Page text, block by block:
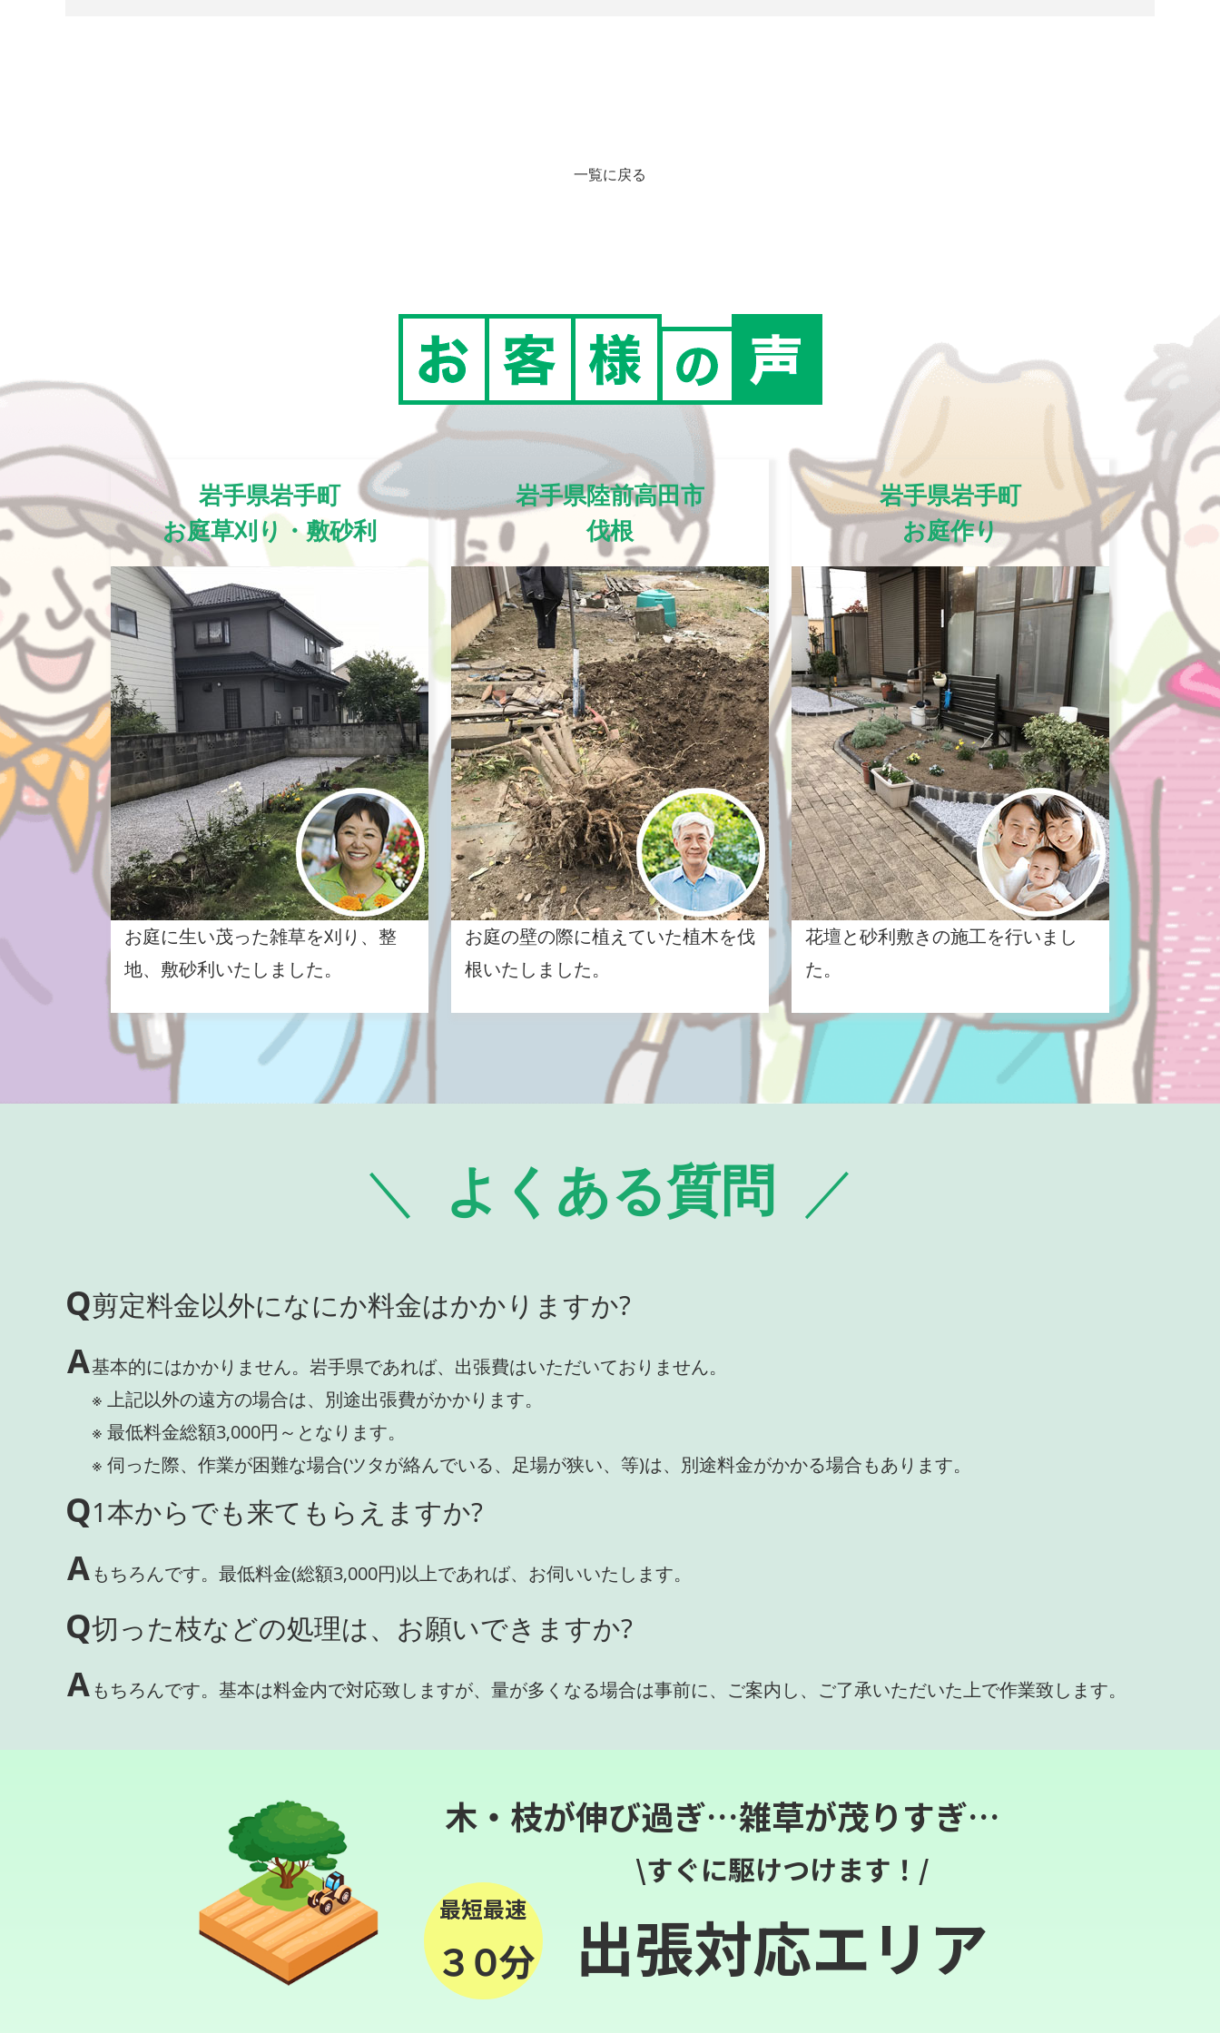
一覧に戻る
岩手県岩手町
お庭草刈り・敷砂利
お庭に生い茂った雑草を刈り、整
地、敷砂利いたしました。
岩手県陸前高田市
伐根
お庭の壁の際に植えていた植木を伐
根いたしました。
岩手県岩手町
お庭作り
花壇と砂利敷きの施工を行いまし
た。
よくある質問
Q剪定料金以外になにか料金はかかりますか?
A基本的にはかかりません。岩手県であれば、出張費はいただいておりません。
※ 上記以外の遠方の場合は、別途出張費がかかります。
※ 最低料金総額3,000円～となります。
※ 伺った際、作業が困難な場合(ツタが絡んでいる、足場が狭い、等)は、別途料金がかかる場合もあります。
Q1本からでも来てもらえますか?
Aもちろんです。最低料金(総額3,000円)以上であれば、お伺いいたします。
Q切った枝などの処理は、お願いできますか?
Aもちろんです。基本は料金内で対応致しますが、量が多くなる場合は事前に、ご案内し、ご了承いただいた上で作業致します。
木・枝が伸び過ぎ…雑草が茂りすぎ…
最短最速
３０分
\すぐに駆けつけます！/
出張対応エリア